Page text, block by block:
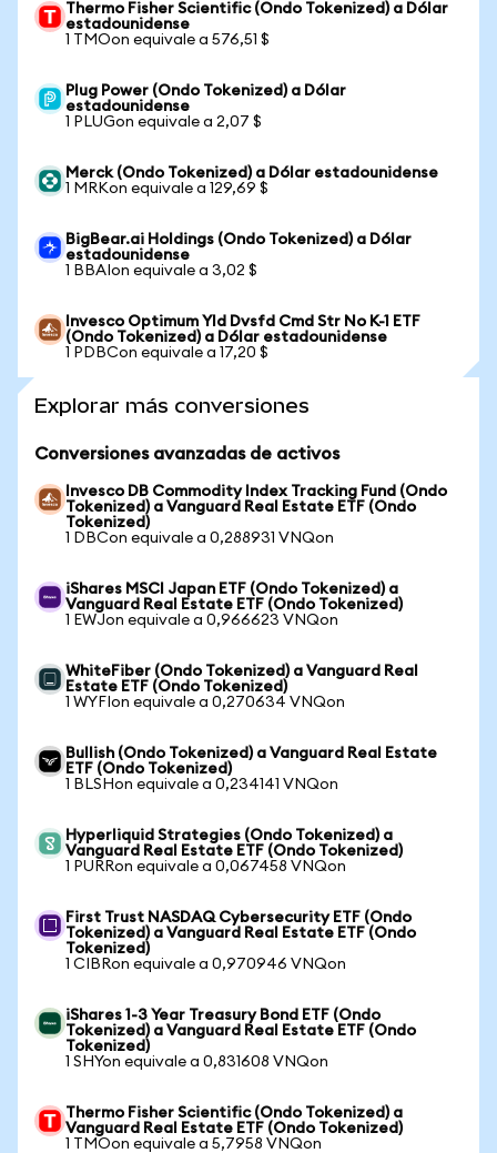
Thermo Fisher Scientific (Ondo Tokenized) a Dólar
estadounidense
1 TMOon equivale a 576,51 $
Plug Power (Ondo Tokenized) a Dólar
estadounidense
1 PLUGon equivale a 2,07 $
Merck (Ondo Tokenized) a Dólar estadounidense
1 MRKon equivale a 129,69 $
BigBear.ai Holdings (Ondo Tokenized) a Dólar
estadounidense
1 BBAIon equivale a 3,02 $
Invesco Optimum Yld Dvsfd Cmd Str No K-1 ETF
(Ondo Tokenized) a Dólar estadounidense
1 PDBCon equivale a 17,20 $
Explorar más conversiones
Conversiones avanzadas de activos
Invesco DB Commodity Index Tracking Fund (Ondo
Tokenized) a Vanguard Real Estate ETF (Ondo
Tokenized)
1 DBCon equivale a 0,288931 VNQon
iShares MSCI Japan ETF (Ondo Tokenized) a
Vanguard Real Estate ETF (Ondo Tokenized)
1 EWJon equivale a 0,966623 VNQon
WhiteFiber (Ondo Tokenized) a Vanguard Real
Estate ETF (Ondo Tokenized)
1 WYFIon equivale a 0,270634 VNQon
Bullish (Ondo Tokenized) a Vanguard Real Estate
ETF (Ondo Tokenized)
1 BLSHon equivale a 0,234141 VNQon
Hyperliquid Strategies (Ondo Tokenized) a
Vanguard Real Estate ETF (Ondo Tokenized)
1 PURRon equivale a 0,067458 VNQon
First Trust NASDAQ Cybersecurity ETF (Ondo
Tokenized) a Vanguard Real Estate ETF (Ondo
Tokenized)
1 CIBRon equivale a 0,970946 VNQon
iShares 1-3 Year Treasury Bond ETF (Ondo
Tokenized) a Vanguard Real Estate ETF (Ondo
Tokenized)
1 SHYon equivale a 0,831608 VNQon
Thermo Fisher Scientific (Ondo Tokenized) a
Vanguard Real Estate ETF (Ondo Tokenized)
1 TMOon equivale a 5,7958 VNQon